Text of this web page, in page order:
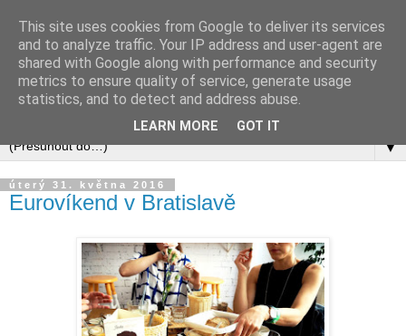
▼
úterý 31. května 2016
Eurovíkend v Bratislavě
This site uses cookies from Google to deliver its services
and to analyze traffic. Your IP address and user-agent are
shared with Google along with performance and security
metrics to ensure quality of service, generate usage
statistics, and to detect and address abuse.
LEARN MORE GOT IT